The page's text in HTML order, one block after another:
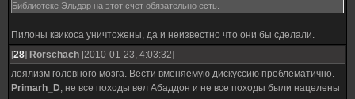
Библиотеке Эльдар на этот счет обязательно есть.
Пилоны квикоса уничтожены, да и неизвестно что они бы сделали.
[28] Rorschach [2010-01-23, 4:03:32]
лоялизм головного мозга. Вести вменяемую дискуссию проблематично.
Primarh_D, не все походы вел Абаддон и не все походы были нацелены